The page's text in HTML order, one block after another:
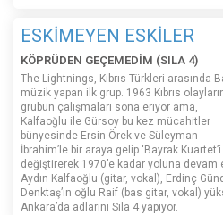
ESKİMEYEN ESKİLER
KÖPRÜDEN GEÇEMEDİM (SILA 4)
The Lightnings, Kıbrıs Türkleri arasında
müzik yapan ilk grup. 1963 Kıbrıs
grubun çalışmaları sona eriyor ama,
Kalfaoğlu ile Gürsoy bu kez mücahitler
bünyesinde Ersin Örek ve Süleyman
İbrahim’le bir araya gelip ‘Bayrak
değiştirerek 1970’e kadar yoluna
Aydın Kalfaoğlu (gitar, vokal), Erdinç
Denktaş’ın oğlu Raif (bas gitar, vokal)
Ankara’da adlarını Sıla 4 yapıyor.